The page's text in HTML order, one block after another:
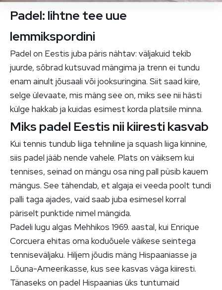
Padel: lihtne tee uue
lemmikspordini
Padel on Eestis juba päris nähtav: väljakuid tekib
juurde, sõbrad kutsuvad mängima ja trenn ei tundu
enam ainult jõusaali või jooksuringina. Siit saad kiire,
selge ülevaate, mis mäng see on, miks see nii hästi
külge hakkab ja kuidas esimest korda platsile minna.
Miks padel Eestis nii kiiresti kasvab
Kui tennis tundub liiga tehniline ja squash liiga kinnine,
siis padel jääb nende vahele. Plats on väiksem kui
tennises, seinad on mängu osa ning pall püsib kauem
mängus. See tähendab, et algaja ei veeda poolt tundi
palli taga ajades, vaid saab juba esimesel korral
päriselt punktide nimel mängida.
Padeli lugu algas Mehhikos 1969. aastal, kui Enrique
Corcuera ehitas oma koduõuele väikese seintega
tenniseväljaku. Hiljem jõudis mäng Hispaaniasse ja
Lõuna-Ameerikasse, kus see kasvas väga kiiresti.
Tänaseks on padel Hispaanias üks tuntumaid